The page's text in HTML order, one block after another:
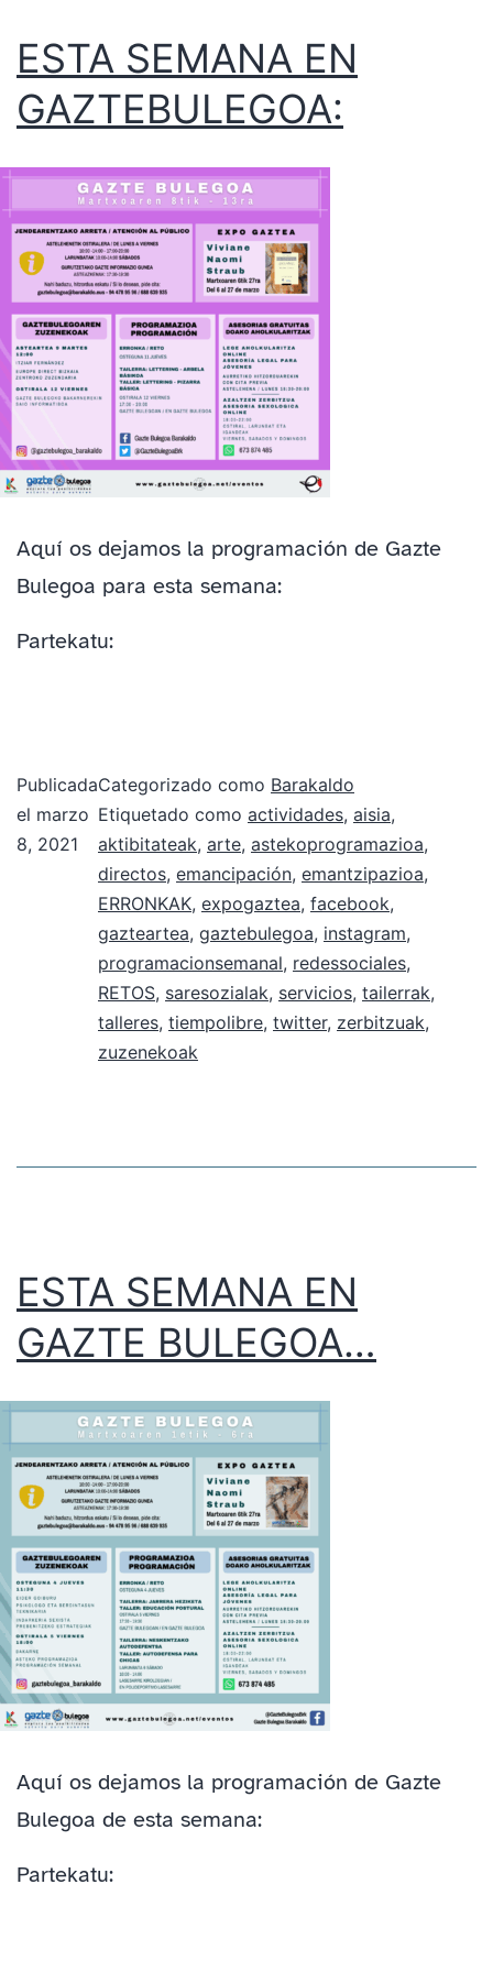
ESTA SEMANA EN
GAZTEBULEGOA:
Aquí os dejamos la programación de Gazte
Bulegoa para esta semana:
Partekatu:
Publicada
el marzo
8, 2021
Categorizado como Barakaldo
Etiquetado como actividades, aisia,
aktibitateak, arte, astekoprogramazioa,
directos, emancipación, emantzipazioa,
ERRONKAK, expogaztea, facebook,
gazteartea, gaztebulegoa, instagram,
programacionsemanal, redessociales,
RETOS, saresozialak, servicios, tailerrak,
talleres, tiempolibre, twitter, zerbitzuak,
zuzenekoak
ESTA SEMANA EN
GAZTE BULEGOA…
Aquí os dejamos la programación de Gazte
Bulegoa de esta semana:
Partekatu: